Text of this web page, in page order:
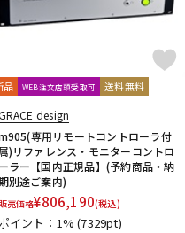
品 WEB注文店頭受取可 送料無料
design
専用リモートコントローラ付
属)リファレンス・モニターコントロ
ーラー【国内正規品】(予約商品・納
別途ご案内)
売価格¥806,190(税込)
ポイント：1%(7329pt)